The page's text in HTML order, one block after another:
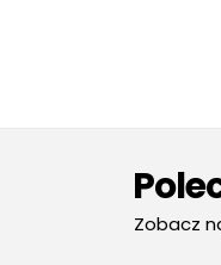
Zobacz